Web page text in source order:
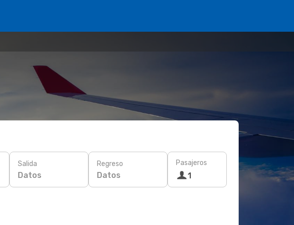
Salida
Datos
Regreso
Datos
Pasajeros
1